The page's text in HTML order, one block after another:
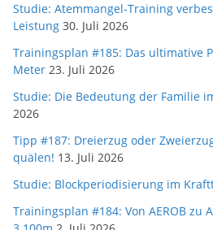
Studie: Atemmangel-Training
Leistung 30. Juli 2026
Trainingsplan #185: Das ultimative
Meter 23. Juli 2026
Studie: Die Bedeutung der Familie
2026
Tipp #187: Dreierzug oder
quälen! 13. Juli 2026
Studie: Blockperiodisierung im
Trainingsplan #184: Von AEROB zu